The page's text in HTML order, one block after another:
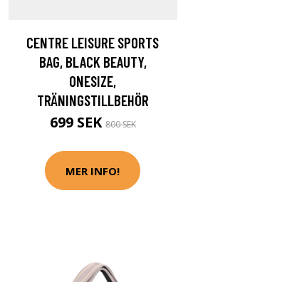
CENTRE LEISURE SPORTS
BAG, BLACK BEAUTY,
ONESIZE,
TRÄNINGSTILLBEHÖR
699 SEK 800 SEK
MER INFO!